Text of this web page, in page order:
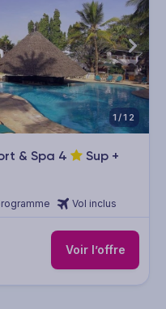
1/12
& Spa 4
Sup +
Vol inclus
Voir l’offre